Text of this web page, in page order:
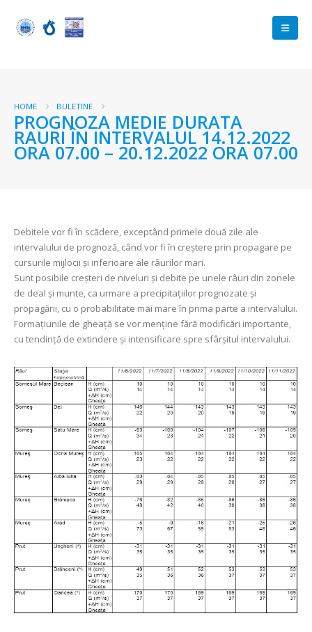
HOME BULETINE
PROGNOZA MEDIE DURATA
RAURI ÎN INTERVALUL 14.12.2022
ORA 07.00 – 20.12.2022 ORA 07.00
Debitele vor fi în scădere, exceptând primele două zile ale
intervalului de prognoză, când vor fi în creștere prin propagare pe
cursurile mijlocii și inferioare ale râurilor mari.
Sunt posibile creșteri de niveluri și debite pe unele râuri din zonele
de deal și munte, ca urmare a precipitațiilor prognozate și
propagării, cu o probabilitate mai mare în prima parte a intervalului.
Formațiunile de gheață se vor menține fără modificări importante,
cu tendință de extindere şi intensificare spre sfârşitul intervalului.